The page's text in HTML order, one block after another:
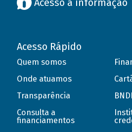
Acesso à informação
Acesso Rápido
Quem somos
Onde atuamos
Transparência
Consulta a
financiamentos